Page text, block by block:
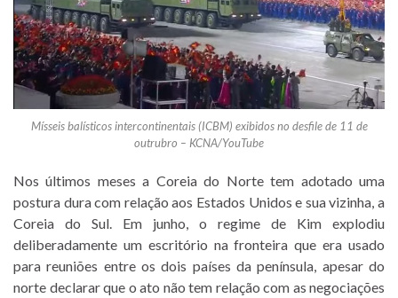
Mísseis balísticos intercontinentais (ICBM) exibidos no desfile de 11 de
outrubro – KCNA/YouTube
Nos últimos meses a Coreia do Norte tem adotado uma
postura dura com relação aos Estados Unidos e sua vizinha, a
Coreia do Sul. Em junho, o regime de Kim explodiu
deliberadamente um escritório na fronteira que era usado
para reuniões entre os dois países da península, apesar do
norte declarar que o ato não tem relação com as negociações